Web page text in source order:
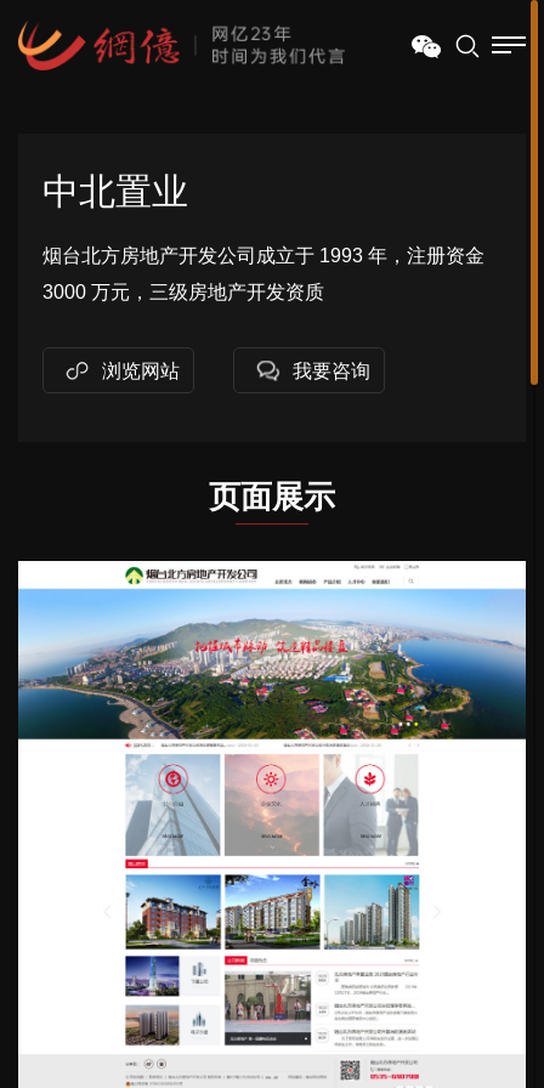
中北置业
烟台北方房地产开发公司成立于 1993 年，注册资金
3000 万元，三级房地产开发资质
浏览网站 我要咨询
页面展示